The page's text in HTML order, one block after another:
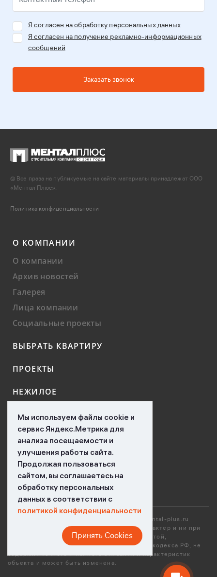
Заказать звонок
Я согласен на обработку персональных данных
Я согласен на получение рекламно-информационных
сообщений
© Все права на публикуемые на сайте материалы принадлежат ООО
«Ментал Плюс».
Политика конфиденциальности
О КОМПАНИИ
О компании
Архив новостей
Галерея
Лица компании
Социальные проекты
ВЫБРАТЬ КВАРТИРУ
ПРОЕКТЫ
НЕЖИЛОЕ
КОНТАКТЫ
НОВОСТИ
ВАКАНСИИ
*Вся размещенная информация на сайте mental-plus.ru
носит исключительно ознакомительный характер и ни при
каких условиях не является публичной офертой,
определяемой положениями Гражданского кодекса РФ, не
содержит точного и полного описания и характеристик
объекта и может быть изменена.
Мы используем файлы cookie и
сервис Яндекс.Метрика для
анализа посещаемости и
улучшения работы сайта.
Продолжая пользоваться
сайтом, вы соглашаетесь на
обработку персональных
данных в соответствии с
политикой конфиденциальности
Принять Cookies